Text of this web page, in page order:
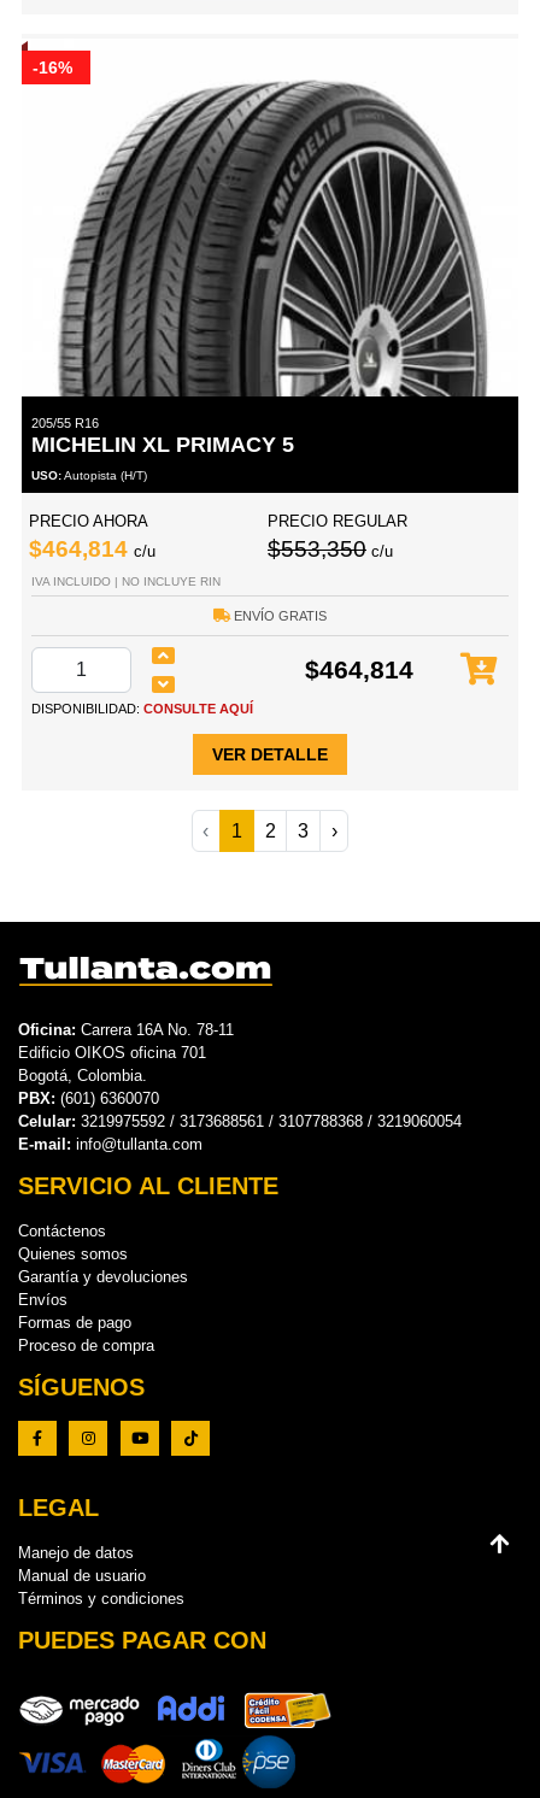
-16%
205/55 R16
MICHELIN XL PRIMACY 5
USO:Autopista (H/T)
PRECIO AHORA
$464,814 c/u
PRECIO REGULAR
$553,350 c/u
IVA INCLUIDO | NO INCLUYE RIN
ENVÍO GRATIS
$464,814
DISPONIBILIDAD: CONSULTE AQUÍ
VER DETALLE
‹ 1 2 3 ›
Oficina: Carrera 16A No. 78-11
Edificio OIKOS oficina 701
Bogotá, Colombia.
PBX: (601) 6360070
Celular: 3219975592 / 3173688561 / 3107788368 / 3219060054
E-mail: info@tullanta.com
SERVICIO AL CLIENTE
Contáctenos
Quienes somos
Garantía y devoluciones
Envíos
Formas de pago
Proceso de compra
SÍGUENOS
LEGAL
Manejo de datos
Manual de usuario
Términos y condiciones
PUEDES PAGAR CON